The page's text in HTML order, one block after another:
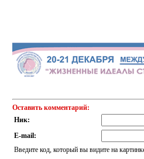
Оставить комментарий:
Ник:
E-mail:
Введите код, который вы видите на